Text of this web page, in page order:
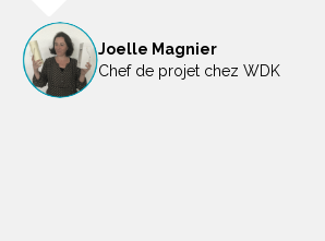
Joelle Magnier
Chef de projet chez WDK